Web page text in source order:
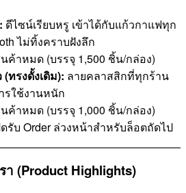
ดีไซน์เรียบหรู เข้าได้กับแก้วกาแฟทุก
ไม่ทิ้งคราบฝังลึก
ค้าหมด (บรรจุ 1,500 ชิ้น/กล่อง)
ทรงดั้งเดิม): ลายคลาสสิกที่ทุกร้าน
ใช้งานหนัก
ค้าหมด (บรรจุ 1,000 ชิ้น/กล่อง)
ดรับ Order ล่วงหน้าสำหรับล็อตถัดไป
า (Product Highlights)